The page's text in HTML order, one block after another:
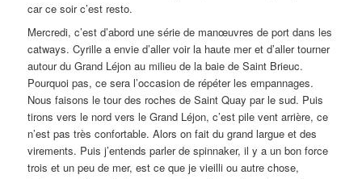
car ce soir c’est resto.
Mercredi, c’est d’abord une série de manœuvres de port dans les
catways. Cyrille a envie d’aller voir la haute mer et d’aller tourner
autour du Grand Léjon au milieu de la baie de Saint Brieuc.
Pourquoi pas, ce sera l’occasion de répéter les empannages.
Nous faisons le tour des roches de Saint Quay par le sud. Puis
tirons vers le nord vers le Grand Léjon, c’est pile vent arrière, ce
n’est pas très confortable. Alors on fait du grand largue et des
virements. Puis j’entends parler de spinnaker, il y a un bon force
trois et un peu de mer, est ce que je vieilli ou autre chose,